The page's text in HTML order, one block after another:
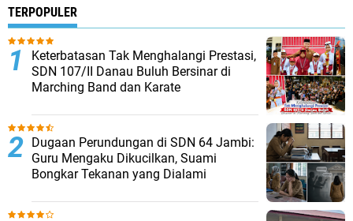
TERPOPULER
Keterbatasan Tak Menghalangi Prestasi,
SDN 107/II Danau Buluh Bersinar di
Marching Band dan Karate
Dugaan Perundungan di SDN 64 Jambi:
Guru Mengaku Dikucilkan, Suami
Bongkar Tekanan yang Dialami